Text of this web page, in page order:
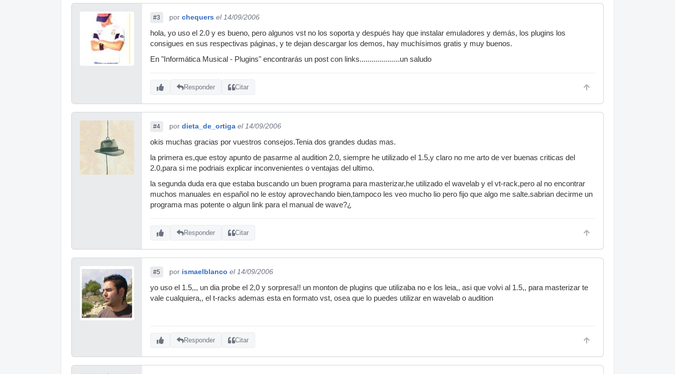
#3 por chequers el 14/09/2006
hola, yo uso el 2.0 y es bueno, pero algunos vst no los soporta y después hay que instalar emuladores y demás, los plugins los
consigues en sus respectivas páginas, y te dejan descargar los demos, hay muchísimos gratis y muy buenos.
En "Informática Musical - Plugins" encontrarás un post con links....................un saludo
Responder Citar
#4 por dieta_de_ortiga el 14/09/2006
okis muchas gracias por vuestros consejos.Tenia dos grandes dudas mas.
la primera es,que estoy apunto de pasarme al audition 2.0, siempre he utilizado el 1.5,y claro no me arto de ver buenas criticas del
2.0,para si me podriais explicar inconvenientes o ventajas del ultimo.
la segunda duda era que estaba buscando un buen programa para masterizar,he utilizado el wavelab y el vt-rack,pero al no encontrar
muchos manuales en español no le estoy aprovechando bien,tampoco les veo mucho lio pero fijo que algo me salte.sabrian decirme un
programa mas potente o algun link para el manual de wave?¿
Responder Citar
#5 por ismaelblanco el 14/09/2006
yo uso el 1.5,,, un dia probe el 2,0 y sorpresa!! un monton de plugins que utilizaba no e los leia,, asi que volvi al 1.5,, para masterizar te
vale cualquiera,, el t-racks ademas esta en formato vst, osea que lo puedes utilizar en wavelab o audition
Responder Citar